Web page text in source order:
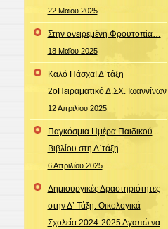
22 Μαΐου 2025
Στην ονειρεμένη Φρουτοπία…
18 Μαΐου 2025
Καλό Πάσχα! Δ΄τάξη
2οΠειραματικό Δ.ΣΧ. Ιωαννίνων
12 Απριλίου 2025
Παγκόσμια Ημέρα Παιδικού
Βιβλίου στη Δ΄τάξη
6 Απριλίου 2025
Δημιουργικές Δραστηριότητες
στην Δ’ Τάξη: Οικολογικά
Σχολεία 2024-2025 Αγαπώ να